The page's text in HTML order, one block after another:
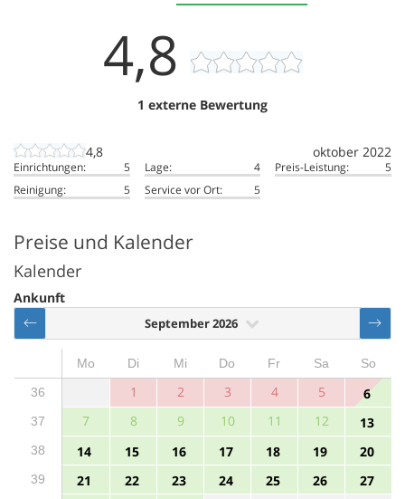
4,8
1 externe Bewertung
4,8 oktober 2022
Einrichtungen: 5 Lage: 4 Preis-Leistung:
5
Reinigung:
5 Service vor Ort: 5
Preise und Kalender
Kalender
Ankunft
September 2026
Mo Di Mi Do Fr Sa
So
36
1 2 3 4 5 6
37 7 8 9 10 11 12 13
38 14 15 16 17 18 19 20
39 21 22 23 24 25 26 27